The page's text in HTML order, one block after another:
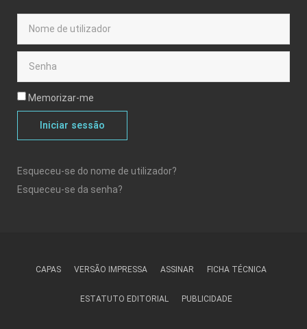
Memorizar-me
Iniciar sessão
Esqueceu-se do nome de utilizador?
Esqueceu-se da senha?
CAPAS VERSÃO IMPRESSA ASSINAR FICHA TÉCNICA
ESTATUTO EDITORIAL PUBLICIDADE